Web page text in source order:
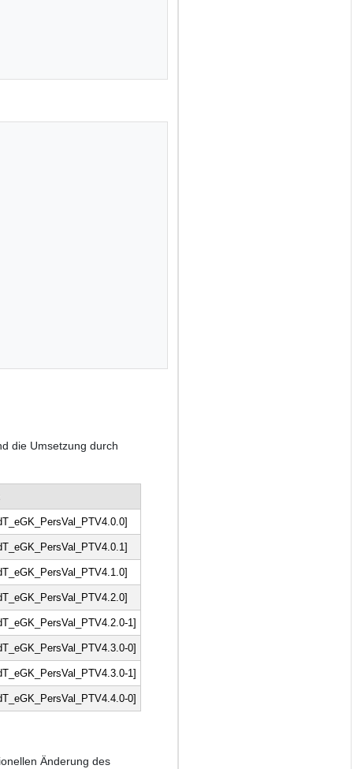
die Umsetzung durch
1]
0]
1]
0]
Änderung des